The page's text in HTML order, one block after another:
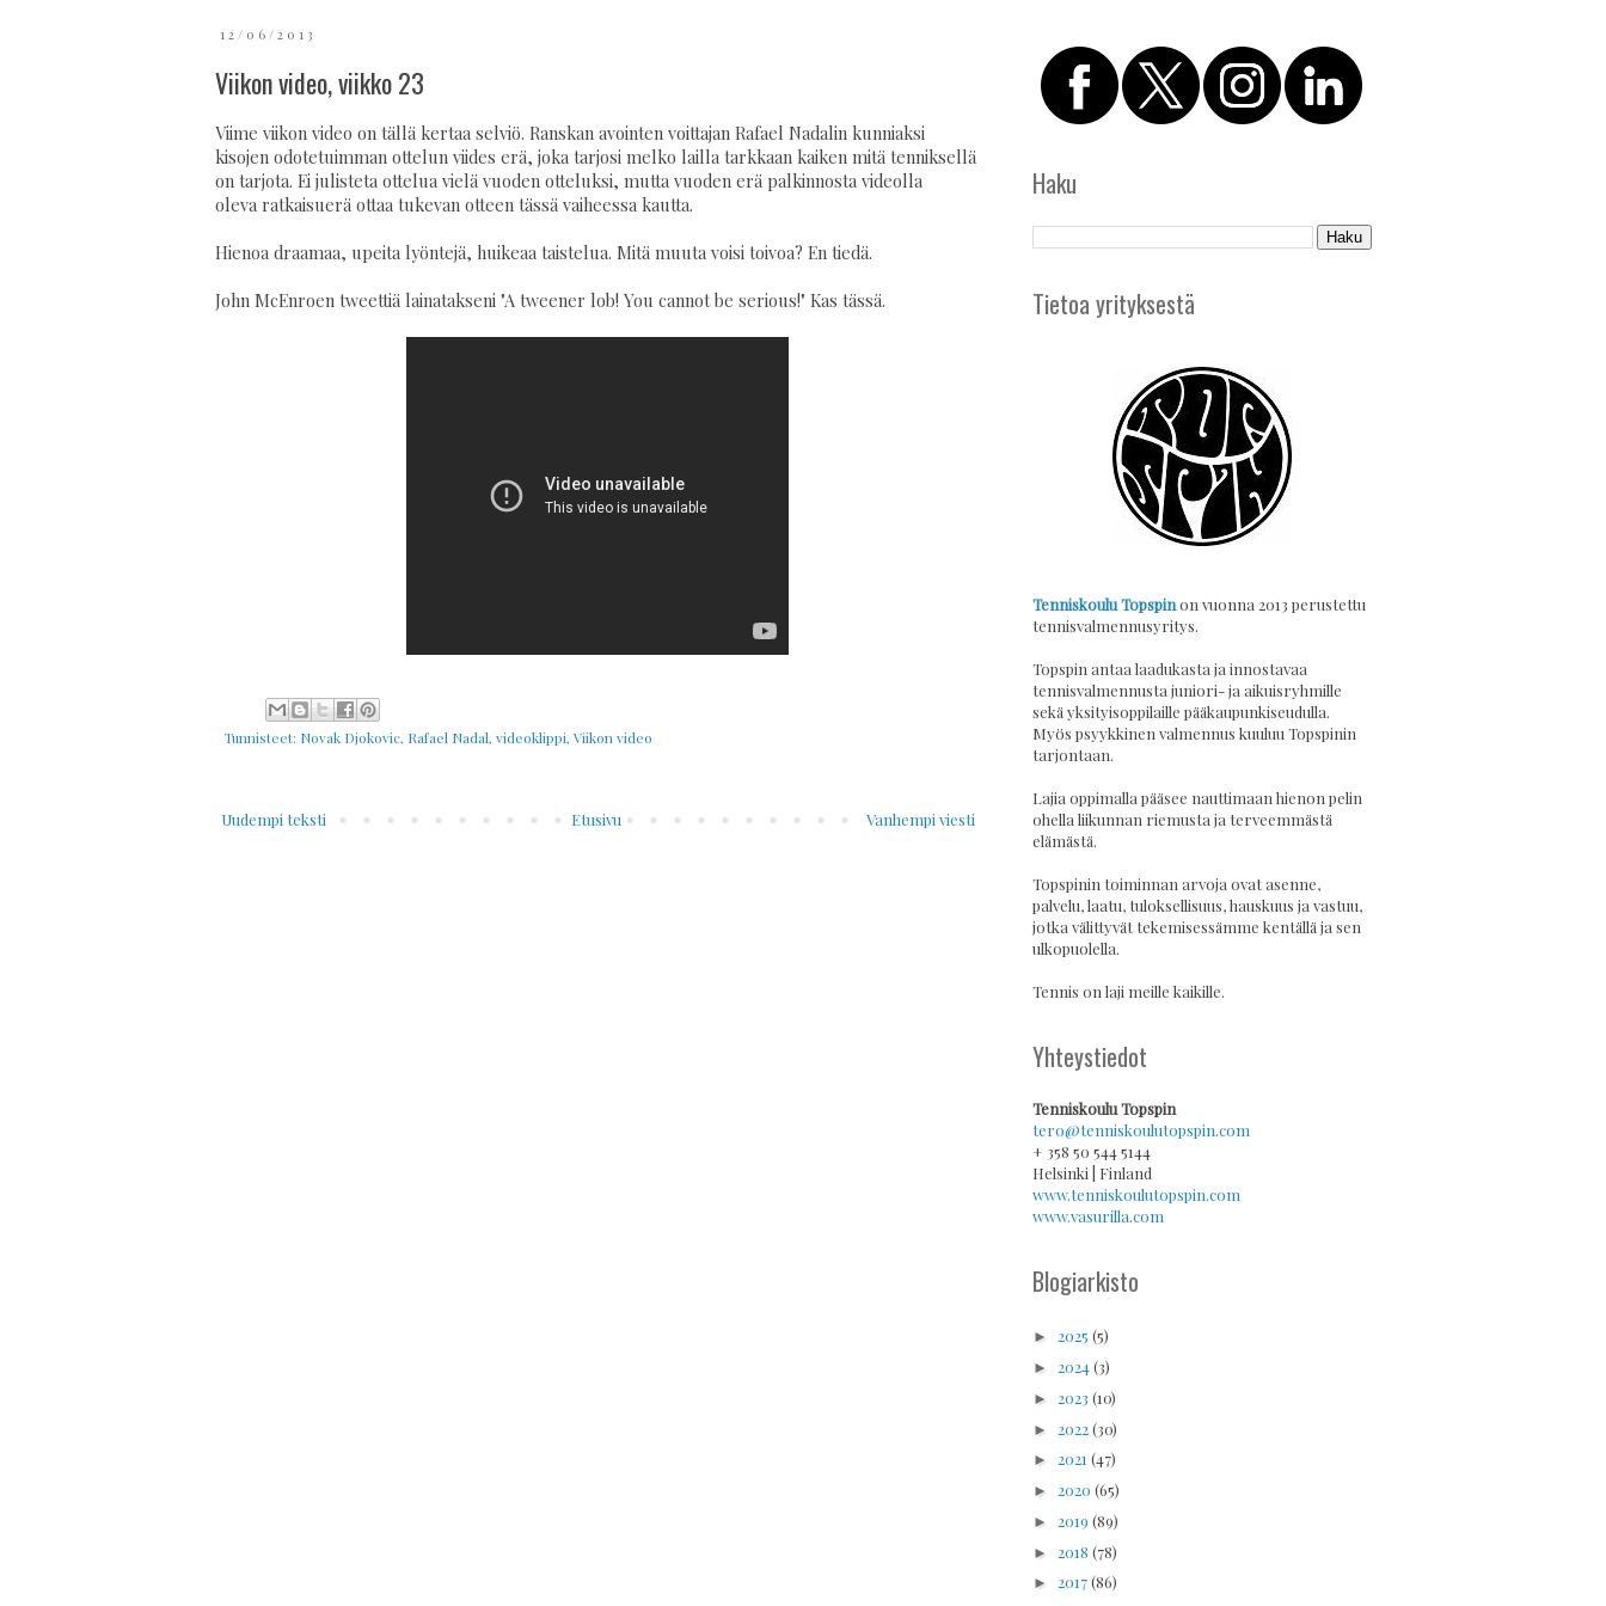
12/06/2013
Viikon video, viikko 23
Viime viikon video on tällä kertaa selviö. Ranskan avointen voittajan Rafael Nadalin kunniaksi
kisojen odotetuimman ottelun viides erä, joka tarjosi melko lailla tarkkaan kaiken mitä tenniksellä
on tarjota. Ei julisteta ottelua vielä vuoden otteluksi, mutta vuoden erä palkinnosta videolla
oleva ratkaisuerä ottaa tukevan otteen tässä vaiheessa kautta.
Hienoa draamaa, upeita lyöntejä, huikeaa taistelua. Mitä muuta voisi toivoa? En tiedä.
John McEnroen tweettiä lainatakseni "A tweener lob! You cannot be serious!" Kas tässä.
Tunnisteet: Novak Djokovic, Rafael Nadal, videoklippi, Viikon video
Uudempi teksti Vanhempi viesti
Etusivu
Haku
Tietoa yrityksestä
Tenniskoulu Topspinon vuonna 2013 perustettu
tennisvalmennusyritys.
Topspin antaa laadukasta ja innostavaa
tennisvalmennusta juniori- ja aikuisryhmille
sekä yksityisoppilaille pääkaupunkiseudulla.
Myös psyykkinen valmennus kuuluu Topspinin
tarjontaan.
Lajia oppimalla pääsee nauttimaan hienon pelin
ohella liikunnan riemusta ja terveemmästä
elämästä.
Topspinin toiminnan arvoja ovat asenne,
palvelu, laatu, tuloksellisuus, hauskuus ja vastuu,
jotka välittyvät tekemisessämme kentällä ja sen
ulkopuolella.
Tennis on laji meille kaikille.
Yhteystiedot
Tenniskoulu Topspin
tero@tenniskoulutopspin.com
+ 358 50 544 5144
Helsinki | Finland
www.tenniskoulutopspin.com
www.vasurilla.com
Blogiarkisto
► 2025 (5)
► 2024(3)
► 2023 (10)
► 2022(30)
► 2021 (47)
► 2020 (65)
► 2019 (89)
► 2018 (78)
► 2017(86)